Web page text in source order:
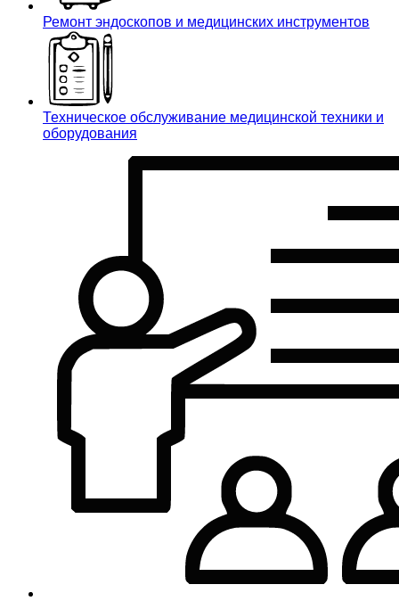
Ремонт эндоскопов и медицинских инструментов
Техническое обслуживание медицинской техники и
оборудования